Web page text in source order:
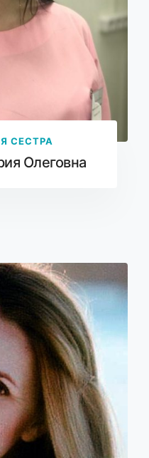
СЕСТРА
Олеговна